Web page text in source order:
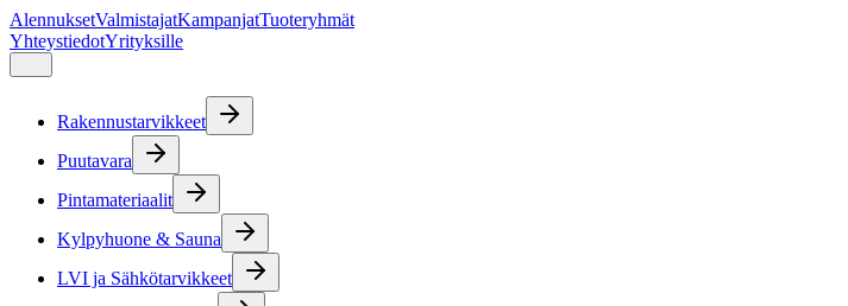
AlennuksetValmistajatKampanjatTuoteryhmät
YhteystiedotYrityksille
Rakennustarvikkeet
Puutavara
Pintamateriaalit
Kylpyhuone & Sauna
LVI ja Sähkötarvikkeet